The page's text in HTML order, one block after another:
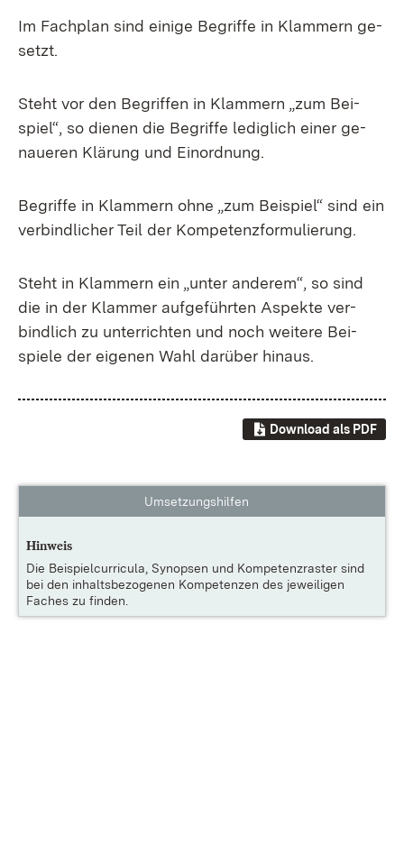
Im Fach­plan sind ei­ni­ge Be­grif­fe in Klam­mern ge­
setzt.
Steht vor den Be­grif­fen in Klam­mern „zum Bei­
spiel“, so die­nen die Be­grif­fe le­dig­lich ei­ner ge­
naue­ren Klä­rung und Ein­ord­nung.
Be­grif­fe in Klam­mern oh­ne „zum Bei­spiel“ sind ein
ver­bind­li­cher Teil der Kom­pe­tenz­for­mu­lie­rung.
Steht in Klam­mern ein „un­ter an­de­rem“, so sind
die in der Klam­mer auf­ge­führ­ten As­pek­te ver­
bind­lich zu un­ter­rich­ten und noch wei­te­re Bei­
spie­le der ei­ge­nen Wahl dar­über hin­aus.
Download als PDF
Umsetzungshilfen
Hinweis
Die Beispielcurricula, Synopsen und Kompetenzraster sind
bei den inhaltsbezogenen Kompetenzen des jeweiligen
Faches zu finden.